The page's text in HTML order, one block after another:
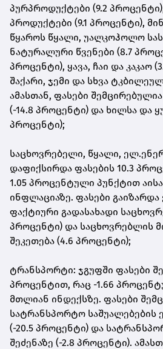
პურპროდუქტები (9.2
პროდუქტები (9.1 პროცენტი),
წყაროს წყალი, უალკოჰოლო
ნატურალური წვენები (8.7
პროცენტი), ყავა, ჩაი და კაკაო
შაქარი, ჯემი და სხვა
ამასთან, ფასები
(-14.8 პროცენტი) და ხილსა და
პროცენტი);
საცხოვრებელი, წყალი,
დაფიქსირდა ფასების 10.3
1.05 პროცენტული პუნქტით
ინფლაციაზე. ფასები გაიზარდა
ფაქტიური გადასახადი
პროცენტი) და საცხოვრებლის
შეკეთება (4.6 პროცენტი);
ტრანსპორტი: ჯგუფში ფასები
პროცენტით, რაც -1.66
მთლიან ინდექსზე. ფასები
სატრანსპორტო საშუალებების
(-20.5 პროცენტი) და
შეძენაზე (-2.8 პროცენტი).